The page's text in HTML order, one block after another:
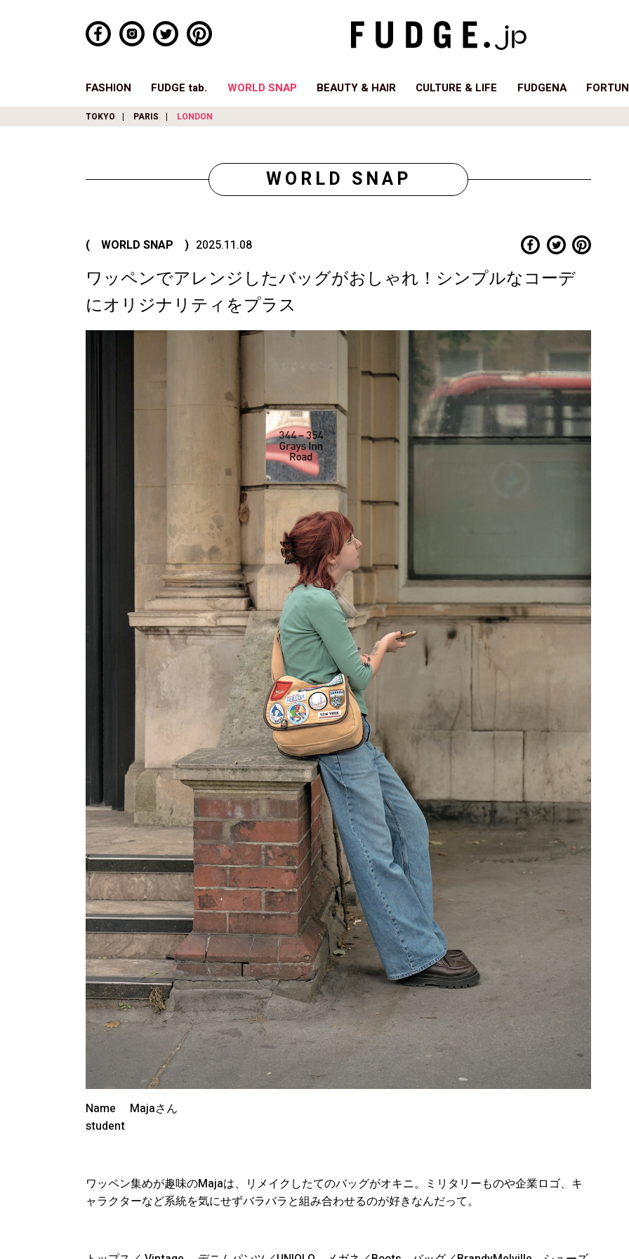
FASHION FUDGE tab. WORLD SNAP BEAUTY & HAIR CULTURE & LIFE FUDGENA
TOKYO PARIS LONDON
WORLD SNAP
( WORLD SNAP ) 2025.11.08
ワッペンでアレンジしたバッグがおしゃれ！シンプルなコーデ
にオリジナリティをプラス
Name Majaさん
student
ワッペン集めが趣味のMajaは、リメイクしたてのバッグがオキニ。ミリタリーものや企業ロゴ、キ
ャラクターなど系統を気にせずバラバラと組み合わせるのが好きなんだって。